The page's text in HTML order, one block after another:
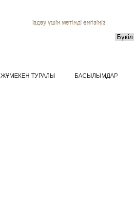
Іздеу үшін мәтінді енгізіңіз
ЖҰМЕКЕН ТУРАЛЫ БАСЫЛЫМДАР